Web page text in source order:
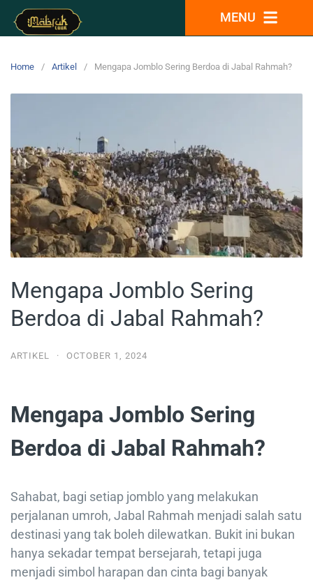
MENU
Home Artikel Mengapa Jomblo Sering Berdoa di Jabal Rahmah?
Mengapa Jomblo Sering
Berdoa di Jabal Rahmah?
ARTIKEL · OCTOBER 1, 2024
Mengapa Jomblo Sering
Berdoa di Jabal Rahmah?
Sahabat, bagi setiap jomblo yang melakukan
perjalanan umroh, Jabal Rahmah menjadi salah satu
destinasi yang tak boleh dilewatkan. Bukit ini bukan
hanya sekadar tempat bersejarah, tetapi juga
menjadi simbol harapan dan cinta bagi banyak